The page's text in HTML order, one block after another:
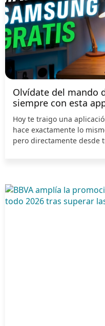
Olvídate del mando
siempre con esta
Hoy te traigo una
hace exactamente lo
pero directamente desde